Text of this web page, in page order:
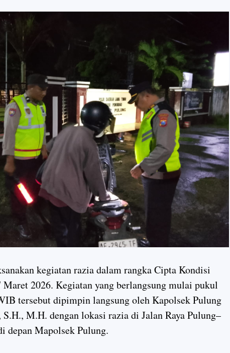
kegiatan razia dalam rangka Cipta Kondisi
Maret 2026. Kegiatan yang berlangsung mulai pukul
tersebut dipimpin langsung oleh Kapolsek Pulung
M.H. dengan lokasi razia di Jalan Raya Pulung–
depan Mapolsek Pulung.